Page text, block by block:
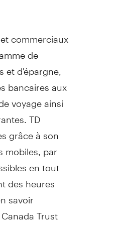
commerciaux
de
d'épargne,
bancaires aux
voyage ainsi
TD
grâce à son
mobiles, par
en tout
des heures
savoir
Canada Trust